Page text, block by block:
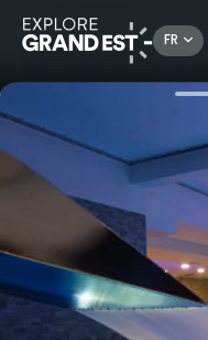
FR
Hôtels Séjour